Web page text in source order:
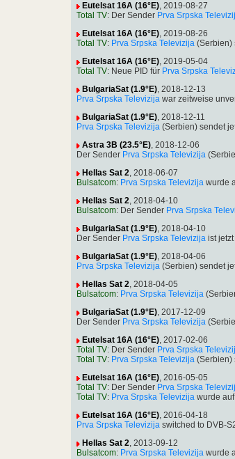
Eutelsat 16A (16°E), 2019-08-27
Total TV: Der Sender Prva Srpska
Eutelsat 16A (16°E), 2019-08-26
Total TV: Prva Srpska Televizija (Serbien)
Eutelsat 16A (16°E), 2019-05-04
Total TV: Neue PID für Prva Srpska
BulgariaSat (1.9°E), 2018-12-13
Prva Srpska Televizija war zeitweise
BulgariaSat (1.9°E), 2018-12-11
Prva Srpska Televizija (Serbien) sendet
Astra 3B (23.5°E), 2018-12-06
Der Sender Prva Srpska Televizija
Hellas Sat 2, 2018-06-07
Bulsatcom: Prva Srpska Televizija wurde
Hellas Sat 2, 2018-04-10
Bulsatcom: Der Sender Prva Srpska
BulgariaSat (1.9°E), 2018-04-10
Der Sender Prva Srpska Televizija ist
BulgariaSat (1.9°E), 2018-04-06
Prva Srpska Televizija (Serbien) sendet
Hellas Sat 2, 2018-04-05
Bulsatcom: Prva Srpska Televizija
BulgariaSat (1.9°E), 2017-12-09
Der Sender Prva Srpska Televizija
Eutelsat 16A (16°E), 2017-02-06
Total TV: Der Sender Prva Srpska
Total TV: Prva Srpska Televizija (Serbien)
Eutelsat 16A (16°E), 2016-05-05
Total TV: Der Sender Prva Srpska
Total TV: Prva Srpska Televizija wurde
Eutelsat 16A (16°E), 2016-04-18
Prva Srpska Televizija switched to DVB-
Hellas Sat 2, 2013-09-12
Bulsatcom: Prva Srpska Televizija wurde